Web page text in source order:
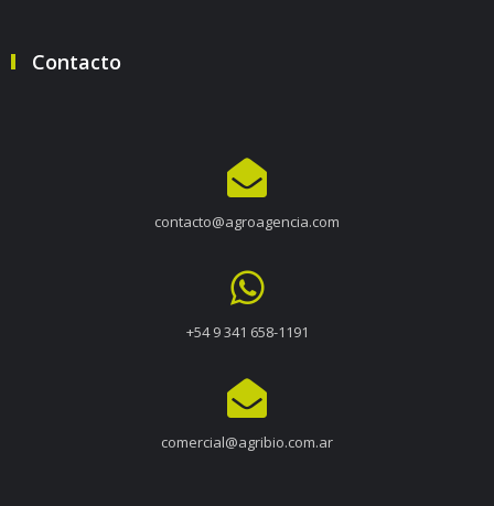
Contacto
contacto@agroagencia.com
+54 9 341 658-1191
comercial@agribio.com.ar